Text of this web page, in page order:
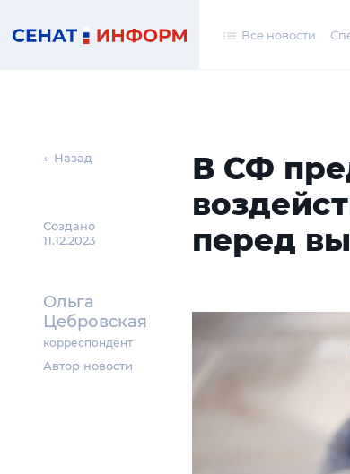
Все новости
← Назад
Создано
11.12.2023
Ольга
Цебровская
корреспондент
Автор новости
В СФ
перед